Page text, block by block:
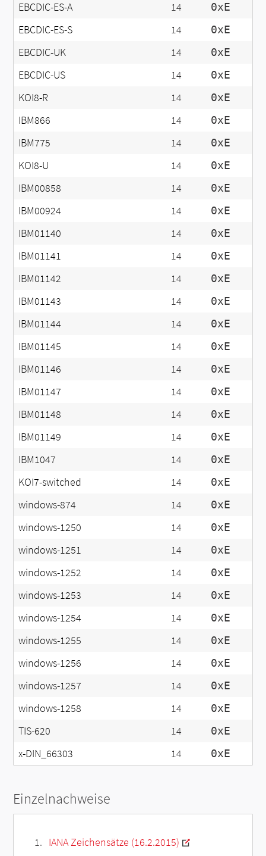
EBCDIC-ES-A 14 0xE
EBCDIC-ES-S 14 0xE
EBCDIC-UK 14 0xE
EBCDIC-US 14 0xE
KOI8-R 14 0xE
IBM866 14 0xE
IBM775 14 0xE
KOI8-U 14 0xE
IBM00858 14 0xE
IBM00924 14 0xE
IBM01140 14 0xE
IBM01141 14 0xE
IBM01142 14 0xE
IBM01143 14 0xE
IBM01144 14 0xE
IBM01145 14 0xE
IBM01146 14 0xE
IBM01147 14 0xE
IBM01148 14 0xE
IBM01149 14 0xE
IBM1047 14 0xE
KOI7-switched 14 0xE
windows-874 14 0xE
windows-1250 14 0xE
windows-1251 14 0xE
windows-1252 14 0xE
windows-1253 14 0xE
windows-1254 14 0xE
windows-1255 14 0xE
windows-1256 14 0xE
windows-1257 14 0xE
windows-1258 14 0xE
TIS-620 14 0xE
x-DIN_66303 14 0xE
Einzelnachweise
IANA Zeichensätze (16.2.2015)